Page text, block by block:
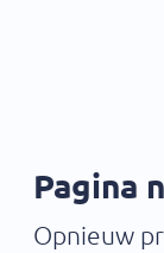
Pagina
Opnieuw